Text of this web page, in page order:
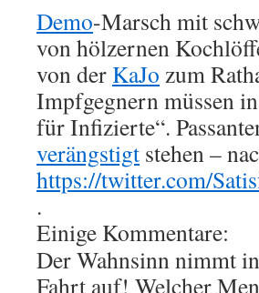
Demo-Marsch mit
von hölzernen
von der KaJo zum
Impfgegnern müssen
für Infizierte“.
verängstigt stehen –
https://twitter.com/
.
Einige Kommentare:
Der Wahnsinn nimmt
Fahrt auf! Welcher